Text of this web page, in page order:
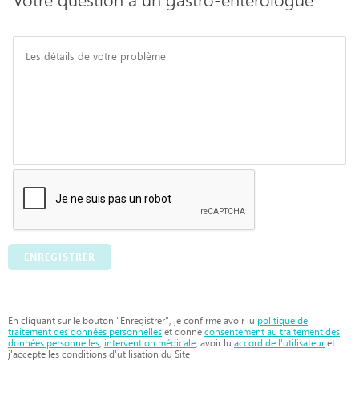
ENREGISTRER
En cliquant sur le bouton "Enregistrer", je confirme avoir lu politique de
traitement des données personnelles et donne consentement au traitement des
données personnelles, intervention médicale, avoir lu accord de l'utilisateuret
j'accepte les conditions d'utilisation du Site